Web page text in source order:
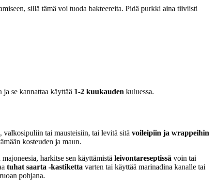
sillä tämä voi tuoda bakteereita. Pidä purkki aina tiiviisti
se kannattaa käyttää 1-2 kuukauden kuluessa.
valkosipuliin tai mausteisiin, tai levitä sitä voileipiin ja wrappeihin
kosteuden ja maun.
harkitse sen käyttämistä leivontareseptissä voin tai
tuhat saarta -kastiketta varten tai käyttää marinadina kanalle tai
pohjana.